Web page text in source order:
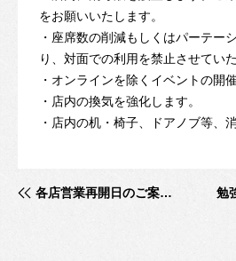
をお願いいたします。
・座席数の削減もしくはパーテー
り、対面での利用を禁止させてい
・オンラインを除くイベントの開
・店内の換気を強化します。
・店内の机・椅子、ドアノブ等、
各店営業再開日のご案内（2020年5月7日から）